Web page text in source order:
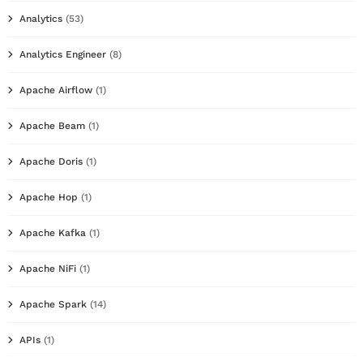
Analytics (53)
Analytics Engineer (8)
Apache Airflow (1)
Apache Beam (1)
Apache Doris (1)
Apache Hop (1)
Apache Kafka (1)
Apache NiFi (1)
Apache Spark (14)
APIs (1)